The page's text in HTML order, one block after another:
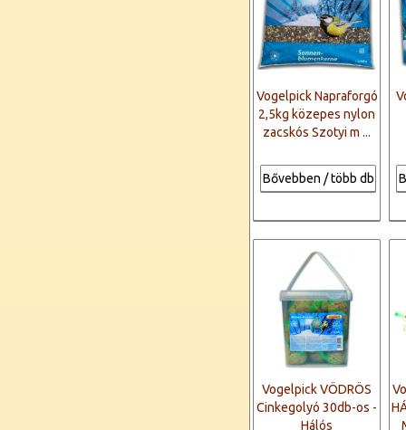
Vogelpick Napraforgó
2,5kg közepes nylon
zacskós Szotyi m ...
Bővebben / több db
Vogelpick VÖDRÖS
Cinkegolyó 30db-os -
Hálós